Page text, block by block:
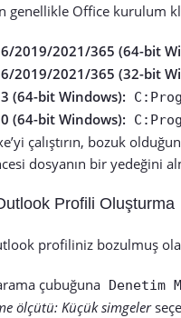
genellikle Office kurulum
2019/2021/365 (64-bit
2019/2021/365 (32-bit
(64-bit Windows):
(64-bit Windows):
çalıştırın, bozuk
dosyanın bir yedeğini
Profili Oluşturma
profiliniz bozulmuş
çubuğuna Denetim
ölçütü: Küçük simgeler